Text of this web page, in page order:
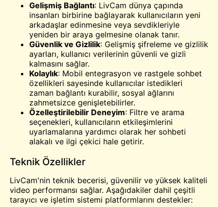
Gelişmiş Bağlantı: LivCam dünya çapında
insanları birbirine bağlayarak kullanıcıların yeni
arkadaşlar edinmesine veya sevdikleriyle
yeniden bir araya gelmesine olanak tanır.
Güvenlik ve Gizlilik: Gelişmiş şifreleme ve gizlilik
ayarları, kullanıcı verilerinin güvenli ve gizli
kalmasını sağlar.
Kolaylık: Mobil entegrasyon ve rastgele sohbet
özellikleri sayesinde kullanıcılar istedikleri
zaman bağlantı kurabilir, sosyal ağlarını
zahmetsizce genişletebilirler.
Özelleştirilebilir Deneyim: Filtre ve arama
seçenekleri, kullanıcıların etkileşimlerini
uyarlamalarına yardımcı olarak her sohbeti
alakalı ve ilgi çekici hale getirir.
Teknik Özellikler
LivCam'nin teknik becerisi, güvenilir ve yüksek kaliteli
video performansı sağlar. Aşağıdakiler dahil çeşitli
tarayıcı ve işletim sistemi platformlarını destekler: